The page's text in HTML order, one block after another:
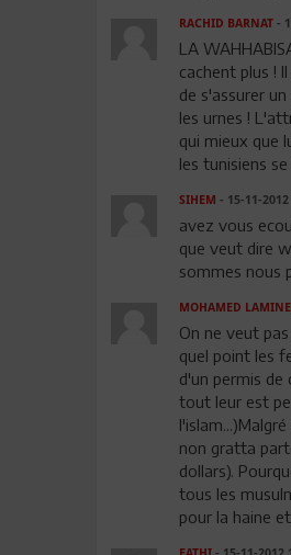
RACHID BARNAT-
LA
cachent plus !
de s'assurer
les urnes !
qui mieux que
les tunisiens
SIHEM - 15-11-2012
avez vous
que veut dire
sommes nous
MOHAMED
On ne veut
quel point les
d'un permis de
tout leur est
non gratta
dollars).
tous les
pour la haine